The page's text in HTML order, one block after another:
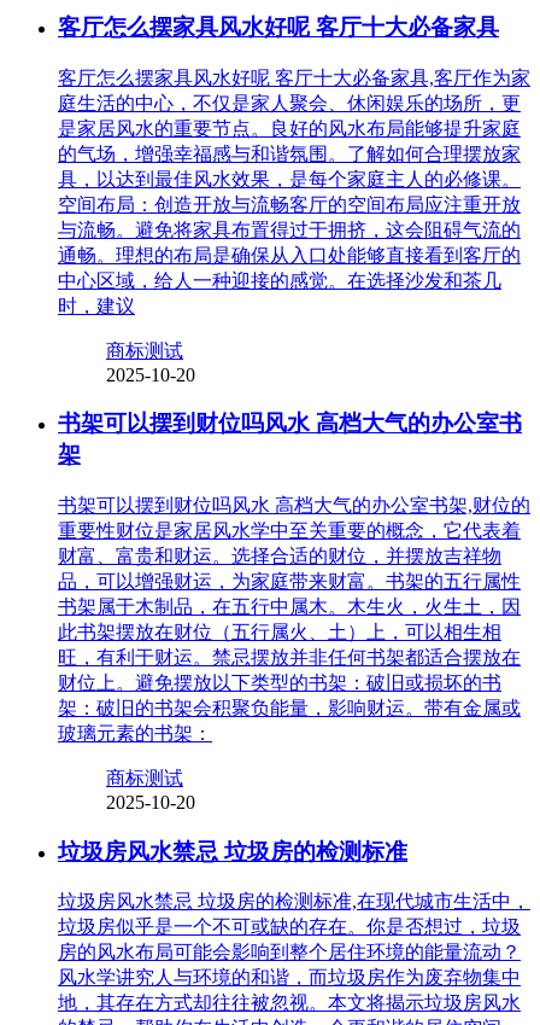
客厅怎么摆家具风水好呢 客厅十大必备家具
客厅怎么摆家具风水好呢 客厅十大必备家具,客厅作为家
庭生活的中心，不仅是家人聚会、休闲娱乐的场所，更
是家居风水的重要节点。良好的风水布局能够提升家庭
的气场，增强幸福感与和谐氛围。了解如何合理摆放家
具，以达到最佳风水效果，是每个家庭主人的必修课。
空间布局：创造开放与流畅客厅的空间布局应注重开放
与流畅。避免将家具布置得过于拥挤，这会阻碍气流的
通畅。理想的布局是确保从入口处能够直接看到客厅的
中心区域，给人一种迎接的感觉。在选择沙发和茶几
时，建议
商标测试
2025-10-20
书架可以摆到财位吗风水 高档大气的办公室书
架
书架可以摆到财位吗风水 高档大气的办公室书架,财位的
重要性财位是家居风水学中至关重要的概念，它代表着
财富、富贵和财运。选择合适的财位，并摆放吉祥物
品，可以增强财运，为家庭带来财富。书架的五行属性
书架属于木制品，在五行中属木。木生火，火生土，因
此书架摆放在财位（五行属火、土）上，可以相生相
旺，有利于财运。禁忌摆放并非任何书架都适合摆放在
财位上。避免摆放以下类型的书架：破旧或损坏的书
架：破旧的书架会积聚负能量，影响财运。带有金属或
玻璃元素的书架：
商标测试
2025-10-20
垃圾房风水禁忌 垃圾房的检测标准
垃圾房风水禁忌 垃圾房的检测标准,在现代城市生活中，
垃圾房似乎是一个不可或缺的存在。你是否想过，垃圾
房的风水布局可能会影响到整个居住环境的能量流动？
风水学讲究人与环境的和谐，而垃圾房作为废弃物集中
地，其存在方式却往往被忽视。本文将揭示垃圾房风水